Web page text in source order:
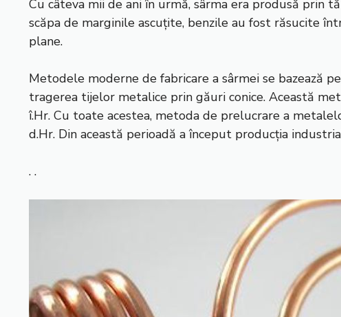
Cu câteva mii de ani în urmă, sârma era produsă prin
scăpa de marginile ascuțite, benzile au fost răsucite
plane.
Metodele moderne de fabricare a sârmei se bazează
tragerea tijelor metalice prin găuri conice. Această
î.Hr. Cu toate acestea, metoda de prelucrare a
d.Hr. Din această perioadă a început producția
. .